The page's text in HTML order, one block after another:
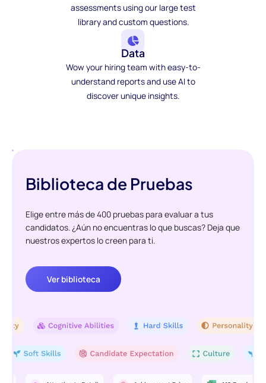
assessments using our large test
library and custom questions.
Data
Wow your hiring team with easy-to-
understand reports and use AI to
discover unique insights.
Biblioteca de Pruebas
Elige entre más de 400 pruebas para evaluar a tus
candidatos. ¿Aún no encuentras lo que buscas? Deja que
nuestros expertos lo creen para ti.
Ver biblioteca